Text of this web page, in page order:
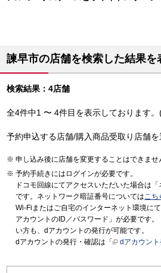
諫早市の店舗を検索した結果を
検索結果：4店舗
全4件中1 〜 4件目を表示しております
予約申込する店舗/購入商品受取り店舗を
申し込み後に店舗を変更することはできませ
予約手続きにはログインが必要です。
ドコモ回線にてアクセスいただいた場合は
です。ネットワーク暗証番号についてはこち
Wi-Fiまたはご自宅のインターネット環境に
アカウントのID／パスワード」が必要です
い方も、dアカウントの発行が可能です。
dアカウントの発行・確認は「
dアカウン